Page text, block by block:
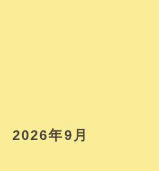
2026年9月